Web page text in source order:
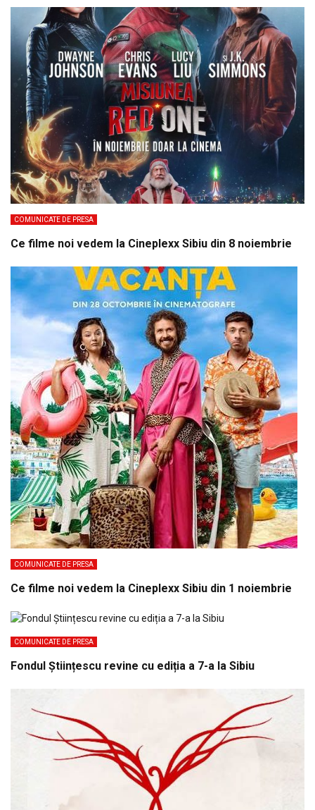
COMUNICATE DE PRESA
Ce filme noi vedem la Cineplexx Sibiu din 8 noiembrie
COMUNICATE DE PRESA
Ce filme noi vedem la Cineplexx Sibiu din 1 noiembrie
COMUNICATE DE PRESA
Fondul Științescu revine cu ediția a 7-a la Sibiu